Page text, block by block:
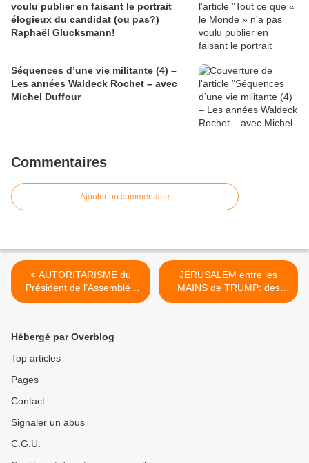
voulu publier en faisant le portrait
élogieux du candidat (ou pas?)
Raphaël Glucksmann!
Séquences d’une vie militante (4) –
Les années Waldeck Rochet – avec
Michel Duffour
Commentaires
Ajouter un commentaire
< AUTORITARISME du
Président de l’Assemblée
Nationale, François de
France insoumise »
JÉRUSALEM entre les
MAINS de TRUMP: des
milliards et du sang [CGT
Hébergé par Overblog
Top articles
Pages
Contact
Signaler un abus
C.G.U.